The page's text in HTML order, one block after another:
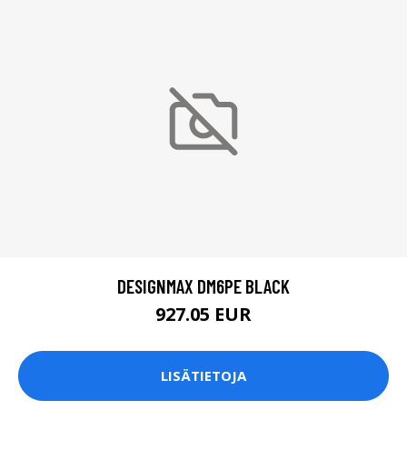
DESIGNMAX DM6PE BLACK
927.05 EUR
LISÄTIETOJA